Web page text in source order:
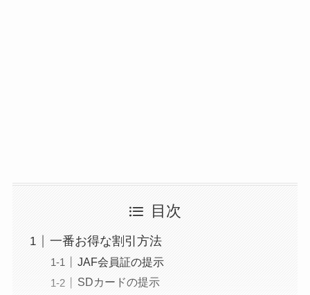
目次
一番お得な割引方法
JAF会員証の提示
SDカードの提示